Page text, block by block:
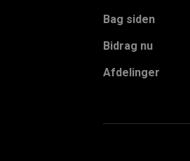
Bag siden
Bidrag nu
Afdelinger